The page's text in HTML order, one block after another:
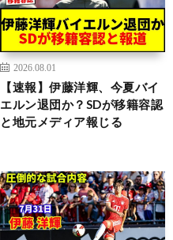
2026.08.01
【速報】伊藤洋輝、今夏バイ
エルン退団か？SDが移籍容認
と地元メディア報じる